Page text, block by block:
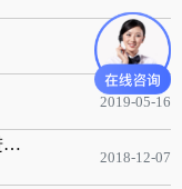
2020-01-19
2019-05-16
2018年12月7日 强强联手，共同推进电子器件领域APS应用典范 风华高科生产自动化工业互联网应用项目-APS项目启动会
2018-12-07